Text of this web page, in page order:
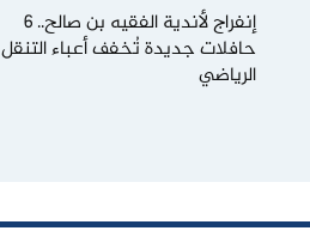
إنفراج لأندية الفقيه بن صالح.. 6
حافلات جديدة تُخفف أعباء التنقل
الرياضي